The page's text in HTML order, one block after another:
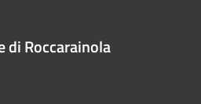
di Roccarainola